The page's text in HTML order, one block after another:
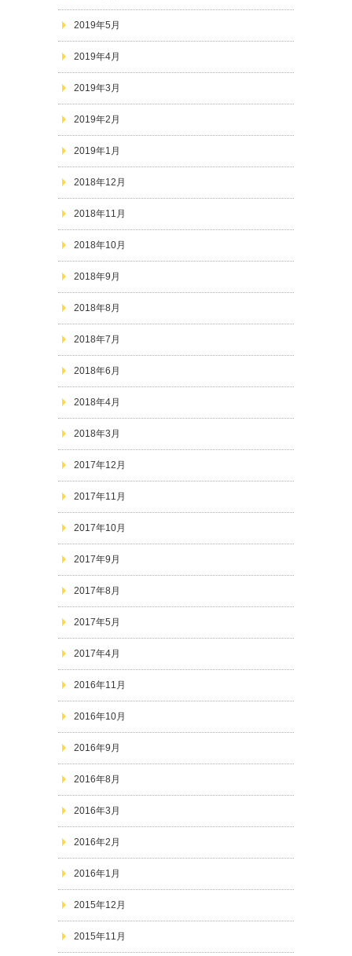
2019年5月
2019年4月
2019年3月
2019年2月
2019年1月
2018年12月
2018年11月
2018年10月
2018年9月
2018年8月
2018年7月
2018年6月
2018年4月
2018年3月
2017年12月
2017年11月
2017年10月
2017年9月
2017年8月
2017年5月
2017年4月
2016年11月
2016年10月
2016年9月
2016年8月
2016年3月
2016年2月
2016年1月
2015年12月
2015年11月